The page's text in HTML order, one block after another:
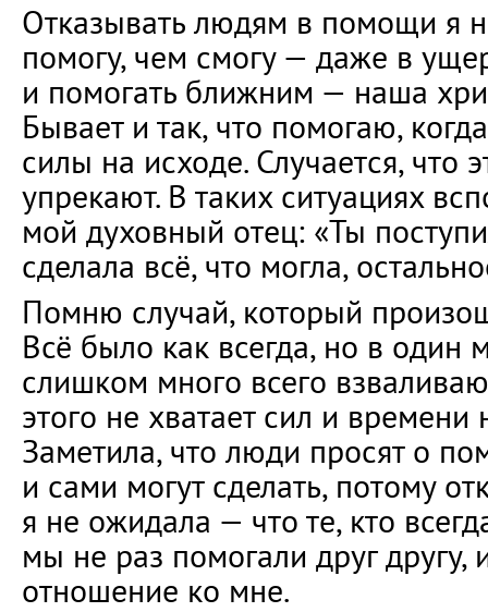
Отказывать людям в помощи я
помогу, чем смогу — даже в
и помогать ближним — наша
Бывает и так, что помогаю,
силы на исходе. Случается, что
упрекают. В таких ситуациях
мой духовный отец: «Ты
сделала всё, что могла,
Помню случай, который
Всё было как всегда, но в один
слишком много всего
этого не хватает сил и
Заметила, что люди просят о
и сами могут сделать, потому
я не ожидала — что те, кто
мы не раз помогали друг другу,
отношение ко мне.